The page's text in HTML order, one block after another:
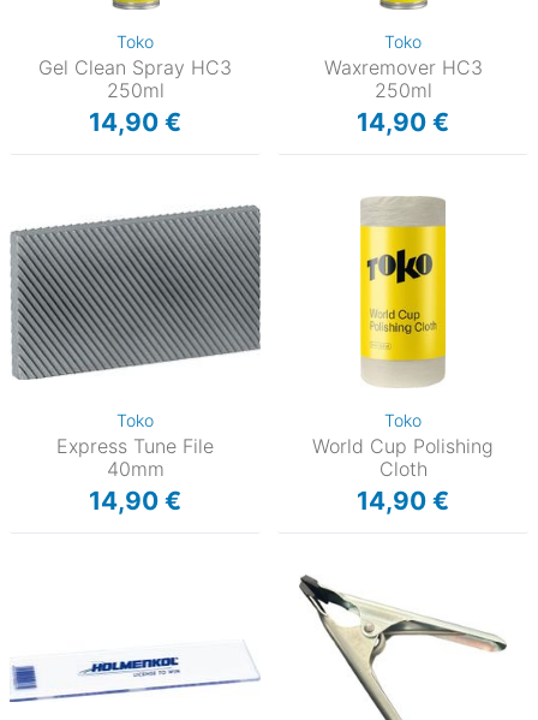
Toko
Gel Clean Spray HC3
250ml
14,90 €
Toko
Waxremover HC3
250ml
14,90 €
Toko
Express Tune File
40mm
14,90 €
Toko
World Cup Polishing
Cloth
14,90 €